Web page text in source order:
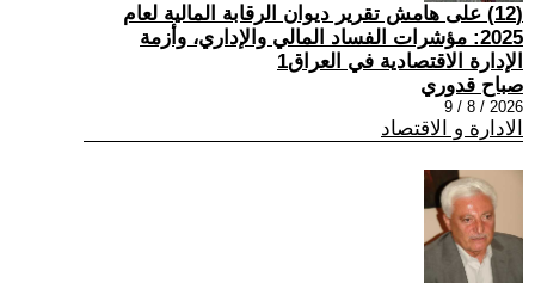
(12) على هامش تقرير ديوان الرقابة المالية لعام
2025: مؤشرات الفساد المالي والإداري، وأزمة
الإدارة الاقتصادية في العراق1
صباح قدوري
2026 / 8 / 9
الادارة و الاقتصاد